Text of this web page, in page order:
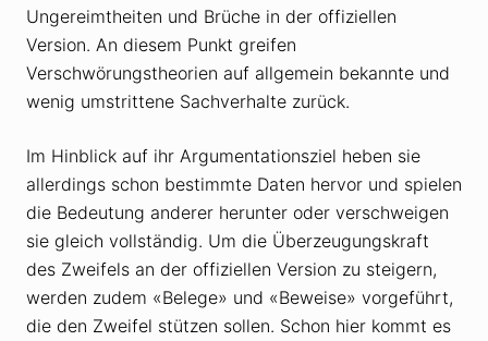
Ungereimtheiten und Brüche in der offiziellen
Version. An diesem Punkt greifen
Verschwörungstheorien auf allgemein bekannte und
wenig umstrittene Sachverhalte zurück.
Im Hinblick auf ihr Argumentationsziel heben sie
allerdings schon bestimmte Daten hervor und spielen
die Bedeutung anderer herunter oder verschweigen
sie gleich vollständig. Um die Überzeugungskraft
des Zweifels an der offiziellen Version zu steigern,
werden zudem «Belege» und «Beweise» vorgeführt,
die den Zweifel stützen sollen. Schon hier kommt es